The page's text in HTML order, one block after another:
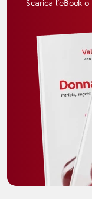
Scarica l’eBook